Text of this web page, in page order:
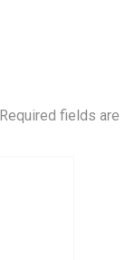
fields are